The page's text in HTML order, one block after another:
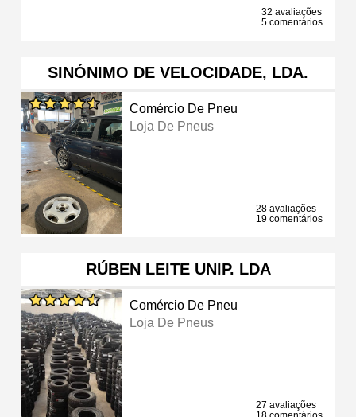
32 avaliações
5 comentários
SINÓNIMO DE VELOCIDADE, LDA.
Comércio De Pneu
Loja De Pneus
28 avaliações
19 comentários
RÚBEN LEITE UNIP. LDA
Comércio De Pneu
Loja De Pneus
27 avaliações